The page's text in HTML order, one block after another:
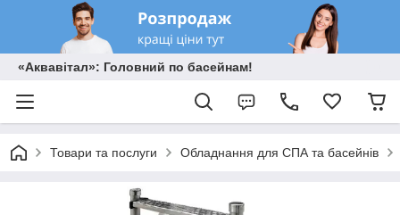
«Аквавітал»: Головний по басейнам!
Товари та послуги Обладнання для СПА та басейнів